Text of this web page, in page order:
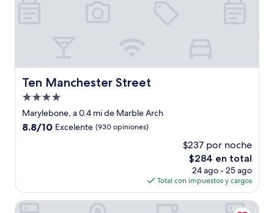
Ten Manchester Street
Ten Manchester Street
Propiedad
de
4.0
Marylebone, a 0.4 mi de Marble Arch
8.8
8.8/10 Excelente (930 opiniones)
$237 por noche
El
precio
actual
es
de
$284 en total
24 ago - 25 ago
Total con impuestos y cargos
The Darlington Hyde Park